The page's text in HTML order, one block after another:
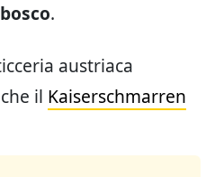
.
austriaca
il Kaiserschmarren